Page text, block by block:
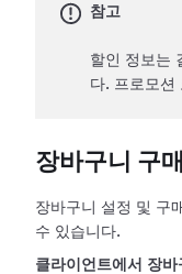
참고
할인 정보는
다. 프로모션
장바구니 구매
장바구니 설정 및 구
수 있습니다.
클라이언트에서 장바